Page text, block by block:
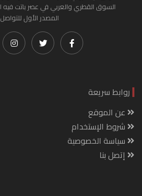
السوق القطري والعربي في عصر باتت فيه
المصدر الأول
روابط سريعة
عن الموقع
شروط الإستخدام
سياسة الخصوصية
إتصل بنا